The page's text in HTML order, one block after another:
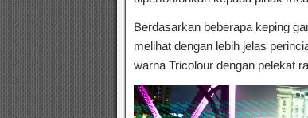
Berdasarkan beberapa keping
melihat dengan lebih jelas
warna Tricolour dengan pelekat